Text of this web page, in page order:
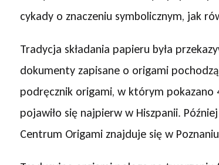
cykady o znaczeniu symbolicznym, jak
Tradycja składania papieru była
dokumenty zapisane o origami
podręcznik origami, w którym pokazano
pojawiło się najpierw w Hiszpanii.
Centrum Origami znajduje się w